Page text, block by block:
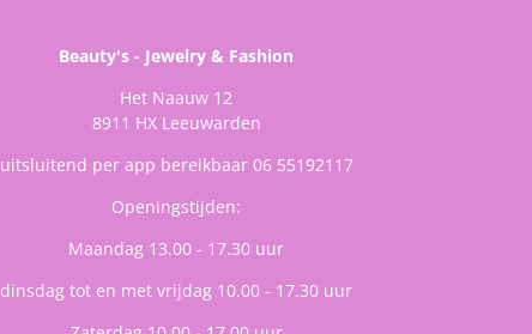
Beauty's - Jewelry & Fashion
Het Naauw 12
8911 HX Leeuwarden
uitsluitend per app bereikbaar 06 55192117
Openingstijden:
Maandag 13.00 - 17.30 uur
dinsdag tot en met vrijdag 10.00 - 17.30 uur